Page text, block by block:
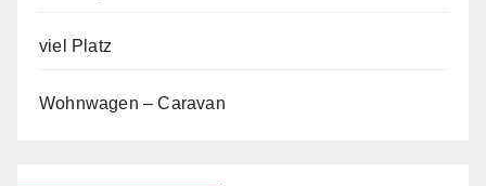
viel Platz
Wohnwagen – Caravan